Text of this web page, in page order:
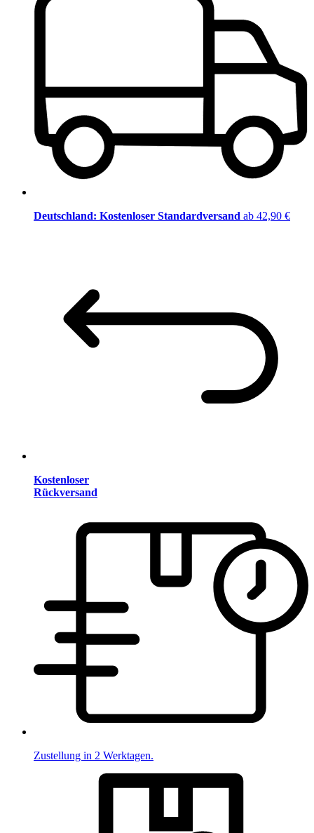
Deutschland: Kostenloser Standardversand ab 42,90 €
Kostenloser
Rückversand
Zustellung in 2 Werktagen.